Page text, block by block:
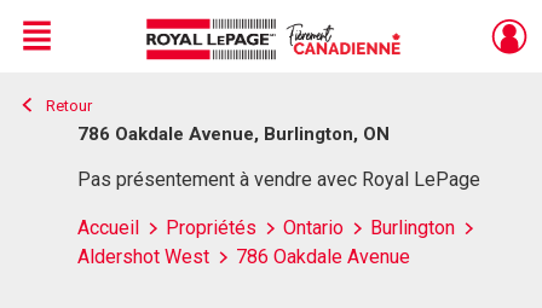
Live
En Direct
Menu
Retour
786 Oakdale Avenue, Burlington, ON
Pas présentement à vendre avec Royal LePage
Accueil Propriétés Ontario
Burlington
Aldershot West
786 Oakdale Avenue